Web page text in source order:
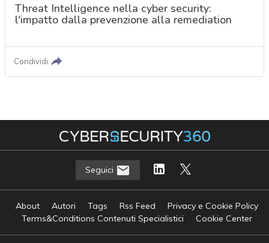
Threat Intelligence nella cyber security:
l'impatto dalla prevenzione alla remediation
Condividi
Seguici
About Autori Tags Rss Feed
Privacy e Cookie Policy
Terms&Conditions Contenuti Specialistici
Cookie Center